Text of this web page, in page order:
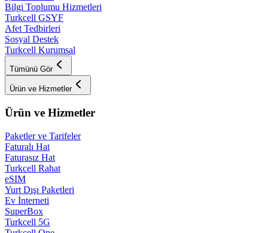
Bilgi Toplumu Hizmetleri
Turkcell GSYF
Afet Tedbirleri
Sosyal Destek
Turkcell Kurumsal
Tümünü Gör
Ürün ve Hizmetler
Ürün ve Hizmetler
Paketler ve Tarifeler
Faturalı Hat
Faturasız Hat
Turkcell Rahat
eSIM
Yurt Dışı Paketleri
Ev İnterneti
SuperBox
Turkcell 5G